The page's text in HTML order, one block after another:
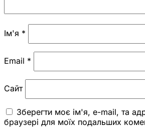
Ім'я *
Email *
Сайт
Зберегти моє ім'я, e-mail, та
браузері для моїх подальших